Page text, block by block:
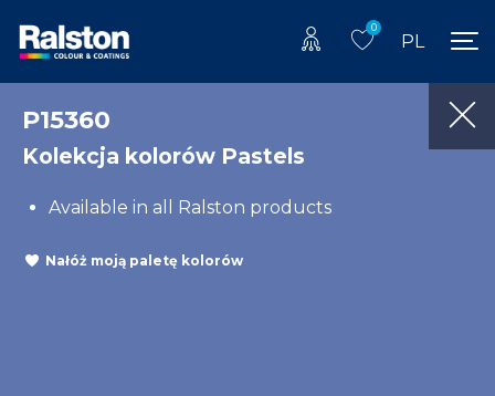
0
PL
P15360
Kolekcja kolorów Pastels
Available in all Ralston products
Nałóż moją paletę kolorów